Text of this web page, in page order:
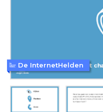
De InternetHelden